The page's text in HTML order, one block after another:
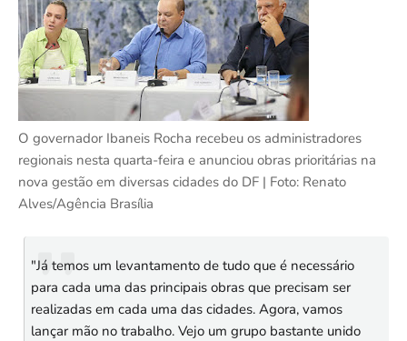
O governador Ibaneis Rocha recebeu os administradores
regionais nesta quarta-feira e anunciou obras prioritárias na
nova gestão em diversas cidades do DF | Foto: Renato
Alves/Agência Brasília
"Já temos um levantamento de tudo que é necessário
para cada uma das principais obras que precisam ser
realizadas em cada uma das cidades. Agora, vamos
lançar mão no trabalho. Vejo um grupo bastante unido